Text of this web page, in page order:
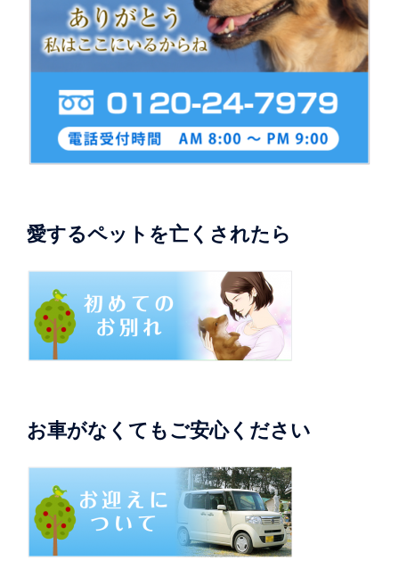
愛するペットを亡くされたら
お車がなくてもご安心ください